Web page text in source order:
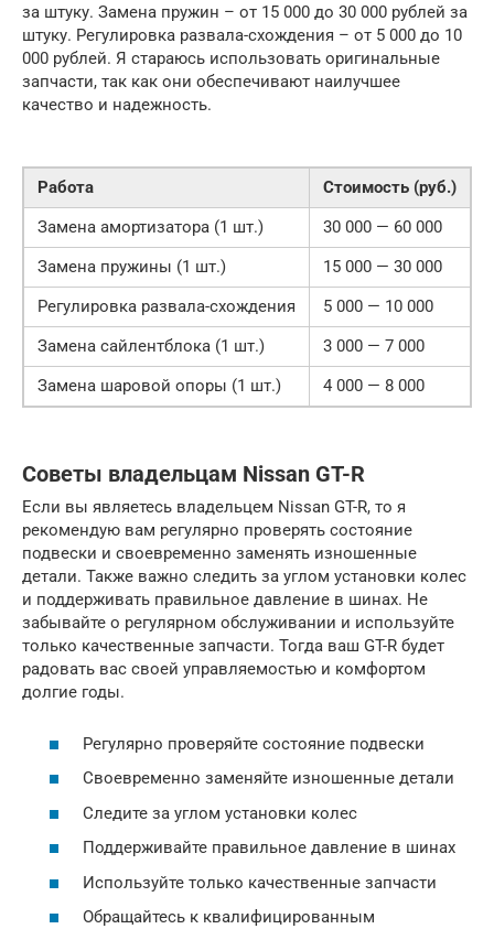
за штуку. Замена пружин – от 15 000 до 30 000 рублей за
штуку. Регулировка развала-схождения – от 5 000 до 10
000 рублей. Я стараюсь использовать оригинальные
запчасти, так как они обеспечивают наилучшее
качество и надежность.
Работа
Стоимость (руб.)
Замена амортизатора (1 шт.)
30 000 — 60 000
Замена пружины (1 шт.)
15 000 — 30 000
Регулировка развала-схождения
5 000 — 10 000
Замена сайлентблока (1 шт.)
3 000 — 7 000
Замена шаровой опоры (1 шт.)
4 000 — 8 000
Советы владельцам Nissan GT-R
Если вы являетесь владельцем Nissan GT-R, то я
рекомендую вам регулярно проверять состояние
подвески и своевременно заменять изношенные
детали. Также важно следить за углом установки колес
и поддерживать правильное давление в шинах. Не
забывайте о регулярном обслуживании и используйте
только качественные запчасти. Тогда ваш GT-R будет
радовать вас своей управляемостью и комфортом
долгие годы.
Регулярно проверяйте состояние подвески
Своевременно заменяйте изношенные детали
Следите за углом установки колес
Поддерживайте правильное давление в шинах
Используйте только качественные запчасти
Обращайтесь к квалифицированным